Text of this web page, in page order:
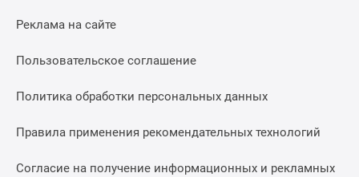
Реклама на сайте
Пользовательское соглашение
Политика обработки персональных данных
Правила применения рекомендательных технологий
Согласие на получение информационных и рекламных